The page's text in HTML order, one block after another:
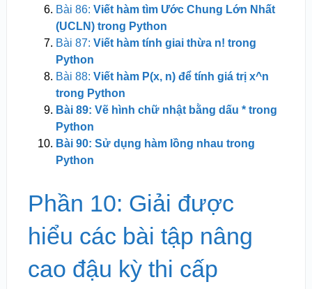
Bài 86: Viết hàm tìm Ước Chung Lớn Nhất
(UCLN) trong Python
Bài 87: Viết hàm tính giai thừa n! trong
Python
Bài 88: Viết hàm P(x, n) để tính giá trị x^n
trong Python
Bài 89: Vẽ hình chữ nhật bằng dấu * trong
Python
Bài 90: Sử dụng hàm lồng nhau trong
Python
Phần 10: Giải được
hiểu các bài tập nâng
cao đậu kỳ thi cấp